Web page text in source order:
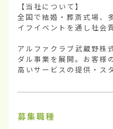
【当社について】
全国で結婚・葬斎式場、
イフイベントを通し社会
アルファクラブ武蔵野株
ダル事業を展開。お客様
高いサービスの提供・ス
募集職種